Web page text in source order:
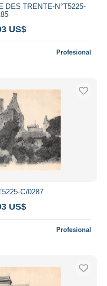
DES TRENTE-N°T5225-
US$
Profesional
C/0287
US$
Profesional